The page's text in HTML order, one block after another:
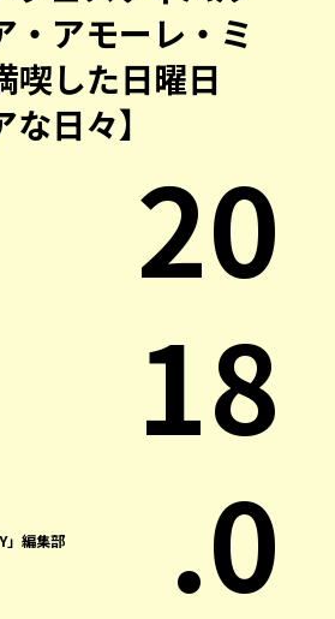
・アモーレ・ミ
喫した日曜日
な日々】
」編集部
20
18
.0